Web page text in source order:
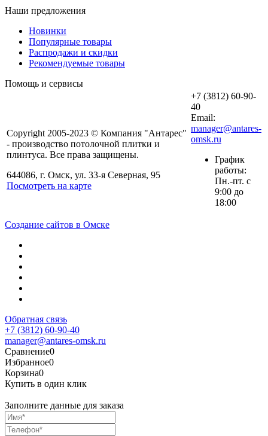
Наши предложения
Новинки
Популярные товары
Распродажи и скидки
Рекомендуемые товары
Помощь и сервисы
Copyright 2005-2023 © Компания "Антарес"
- производство потолочной плитки и
плинтуса. Все права защищены.
644086, г. Омск, ул. 33-я Северная, 95
Посмотреть на карте
+7 (3812) 60-90-
40
Email:
manager@antares-
omsk.ru
График
работы:
Пн.-пт. с
9:00 до
18:00
Создание сайтов в Омске
Обратная связь
+7 (3812) 60-90-40
manager@antares-omsk.ru
Сравнение0
Избранное0
Корзина0
Купить в один клик
Заполните данные для заказа